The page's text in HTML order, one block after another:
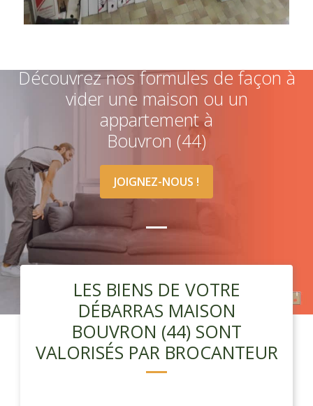
Découvrez nos formules de façon à
vider une maison ou un
appartement à
Bouvron (44)
JOIGNEZ-NOUS !
LES BIENS DE VOTRE
DÉBARRAS MAISON
BOUVRON (44) SONT
VALORISÉS PAR BROCANTEUR